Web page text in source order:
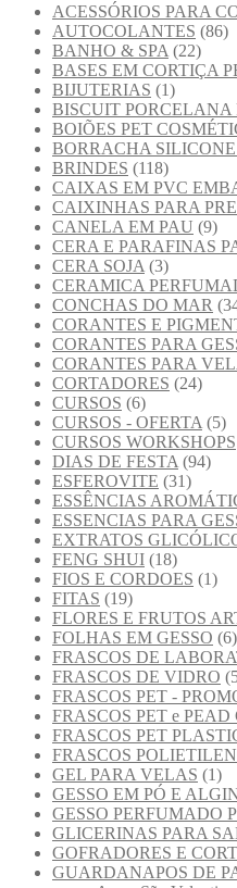
ACESSÓRIOS PARA
AUTOCOLANTES (86)
BANHO & SPA (22)
BASES EM CORTIÇA
BIJUTERIAS (1)
BISCUIT
BOIÕES PET
BORRACHA
BRINDES (118)
CAIXAS EM PVC
CAIXINHAS PARA
CANELA EM PAU (9)
CERA E PARAFINAS
CERA SOJA (3)
CERAMICA
CONCHAS DO MAR
CORANTES E
CORANTES PARA
CORANTES PARA
CORTADORES (24)
CURSOS (6)
CURSOS - OFERTA (5)
CURSOS WORKSHOPS
DIAS DE FESTA (94)
ESFEROVITE (31)
ESSÊNCIAS
ESSENCIAS PARA
EXTRATOS
FENG SHUI (18)
FIOS E CORDOES (1)
FITAS (19)
FLORES E FRUTOS
FOLHAS EM GESSO (6)
FRASCOS DE
FRASCOS DE VIDRO
FRASCOS PET -
FRASCOS PET e PEAD
FRASCOS PET
FRASCOS
GEL PARA VELAS (1)
GESSO EM PÓ E
GESSO PERFUMADO
GLICERINAS PARA
GOFRADORES E
GUARDANAPOS DE